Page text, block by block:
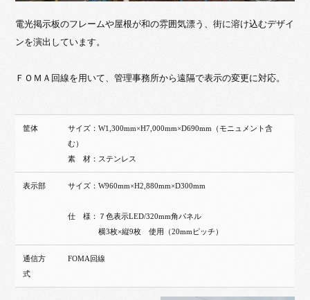
電光掲示板のフレームや屋根が和の雰囲気漂う、街に溶け込むデザイ
ンを演出しています。
ＦＯＭＡ回線を用いて、管理事務所から遠隔で表示の変更に対応。
筐体
サイズ：W1,300mm×H7,000mm×D690mm（モニュメント含
む）
素 材：ステンレス
表示部 サイズ：W960mm×H2,880mm×D300mm
仕 様：７色表示LED/320mm角パネル
横3枚×縦9枚 使用（20mmピッチ）
通信方
式
FOMA回線